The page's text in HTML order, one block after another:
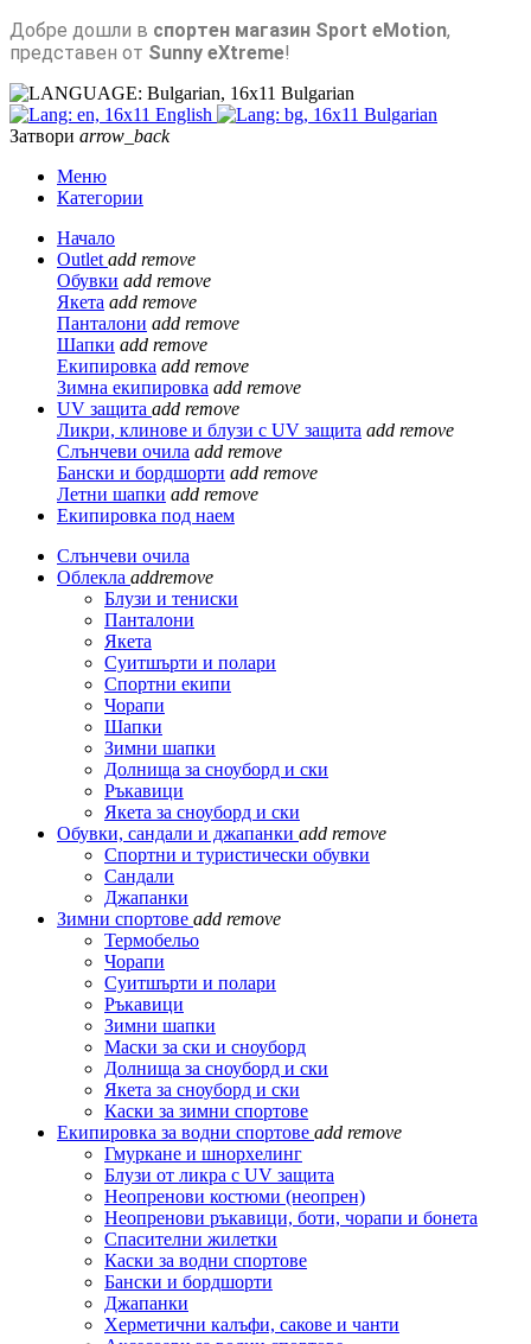
Добре дошли в спортен магазин Sport eMotion,
представен от Sunny eXtreme!
Bulgarian
English
Bulgarian
Затвори arrow_back
Меню
Категории
Начало
Outlet add remove
Обувки add remove
Якета add remove
Панталони add remove
Шапки add remove
Екипировка add remove
Зимна екипировка add remove
UV защита add remove
Ликри, клинове и блузи с UV защита add remove
Слънчеви очила add remove
Бански и бордшорти add remove
Летни шапки add remove
Екипировка под наем
Слънчеви очила
Облекла addremove
Блузи и тениски
Панталони
Якета
Суитшърти и полари
Спортни екипи
Чорапи
Шапки
Зимни шапки
Долнища за сноуборд и ски
Ръкавици
Якета за сноуборд и ски
Обувки, сандали и джапанки add remove
Спортни и туристически обувки
Сандали
Джапанки
Зимни спортове add remove
Термобельо
Чорапи
Суитшърти и полари
Ръкавици
Зимни шапки
Маски за ски и сноуборд
Долнища за сноуборд и ски
Якета за сноуборд и ски
Каски за зимни спортове
Екипировка за водни спортове add remove
Гмуркане и шнорхелинг
Блузи от ликра с UV защита
Неопренови костюми (неопрен)
Неопренови ръкавици, боти, чорапи и бонета
Спасителни жилетки
Каски за водни спортове
Бански и бордшорти
Джапанки
Херметични калъфи, сакове и чанти